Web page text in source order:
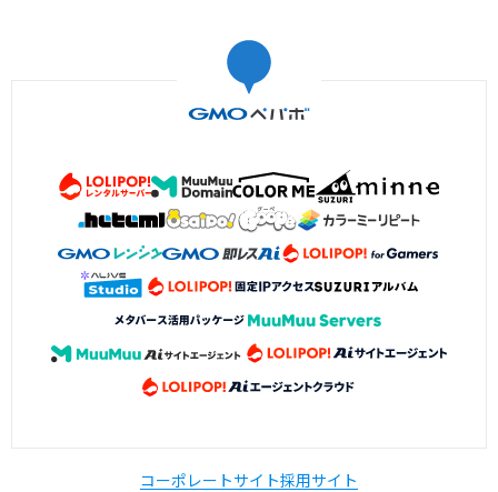
コーポレートサイト採用サイト